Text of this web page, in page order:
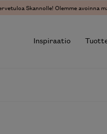
Skannolle! Olemme avoinna
Inspiraatio